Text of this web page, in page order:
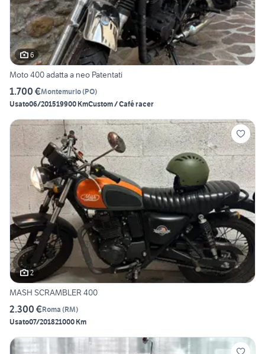
6
Moto 400 adatta a neo Patentati
1.700 €Montemurlo(PO)
Usato06/201519900 KmCustom / Café racer
2
MASH SCRAMBLER 400
2.300 €Roma (RM)
Usato07/201821000 Km